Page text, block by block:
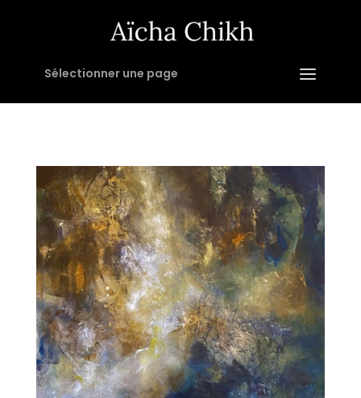
Sélectionner une page